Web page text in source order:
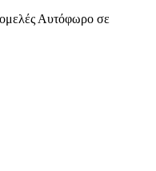
Αυτόφωρο σε